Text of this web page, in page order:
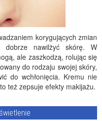
korygujących zmian
dobrze nawilżyć skórę. W
ale zaszkodzą, rolując się
do rodzaju swojej skóry,
do wchłonięcia. Kremu nie
też zepsuje efekty makijażu.